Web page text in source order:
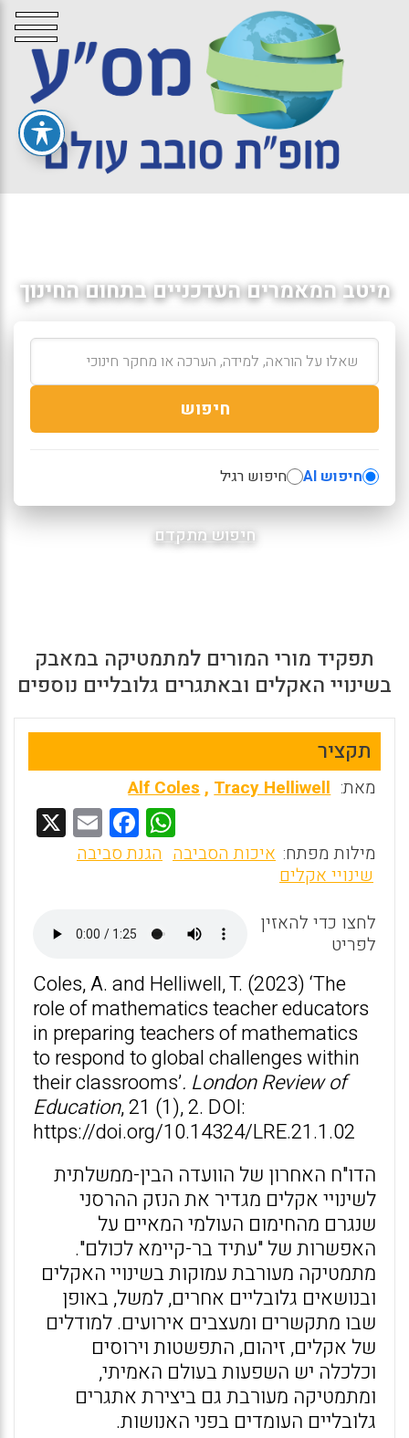
מיטב המאמרים העדכניים בתחום החינוך
חיפוש
חיפוש AI חיפוש רגיל
חיפוש מתקדם
תפקיד מורי המורים למתמטיקה במאבק
בשינויי האקלים ובאתגרים גלובליים נוספים
תקציר
מאת: Alf Coles,Tracy Helliwell
W
h
A
p
p
F
a
o
o
k
E
m מילות מפתח: איכות הסביבה הגנת סביבה
שינויי אקלים
לחצו כדי להאזין
לפריט
Coles, A. and Helliwell, T. (2023) ‘The
role of mathematics teacher educators
in preparing teachers of mathematics
to respond to global challenges within
their classrooms’. London Review of
Education, 21 (1), 2. DOI:
https://doi.org/10.14324/LRE.21.1.02
הדו"ח האחרון של הוועדה הבין-ממשלתית
לשינויי אקלים מגדיר את הנזק ההרסני
שנגרם מהחימום העולמי המאיים על
האפשרות של "עתיד בר-קיימא לכולם".
מתמטיקה מעורבת עמוקות בשינויי האקלים
ובנושאים גלובליים אחרים, למשל, באופן
שבו מתקשרים ומעצבים אירועים. למודלים
של אקלים, זיהום, התפשטות וירוסים
וכלכלה יש השפעות בעולם האמיתי,
ומתמטיקה מעורבת גם ביצירת אתגרים
גלובליים העומדים בפני האנושות.